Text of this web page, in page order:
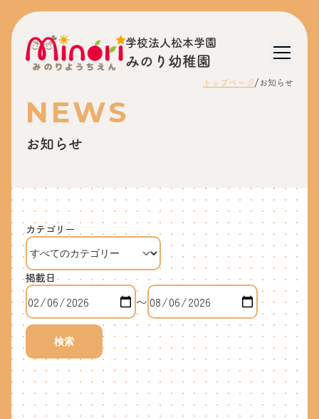
学校法人松本学園
みのり幼稚園
トップページ/ お知らせ
NEWS
お知らせ
カテゴリー
掲載日
〜
検索